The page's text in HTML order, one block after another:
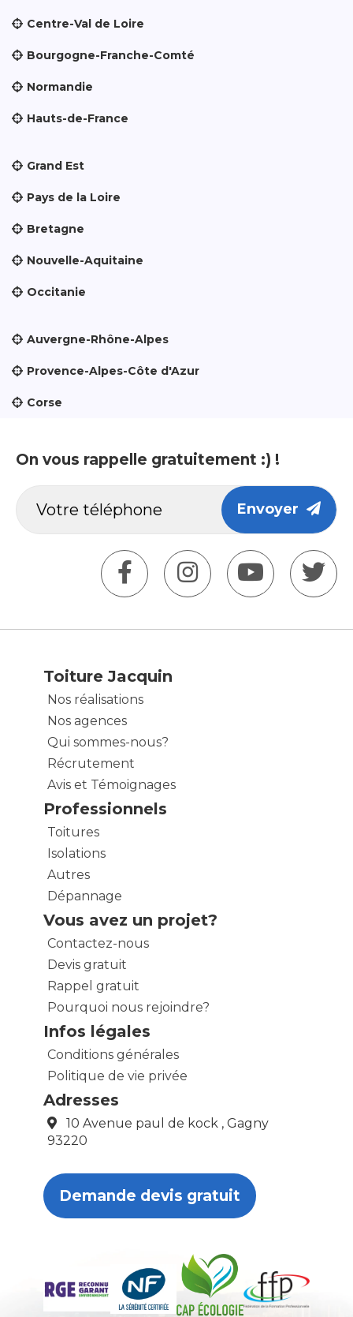
Centre-Val de Loire
Bourgogne-Franche-Comté
Normandie
Hauts-de-France
Grand Est
Pays de la Loire
Bretagne
Nouvelle-Aquitaine
Occitanie
Auvergne-Rhône-Alpes
Provence-Alpes-Côte d'Azur
Corse
On vous rappelle gratuitement :) !
Envoyer
Toiture Jacquin
Nos réalisations
Nos agences
Qui sommes-nous?
Récrutement
Avis et Témoignages
Professionnels
Toitures
Isolations
Autres
Dépannage
Vous avez un projet?
Contactez-nous
Devis gratuit
Rappel gratuit
Pourquoi nous rejoindre?
Infos légales
Conditions générales
Politique de vie privée
Adresses
10 Avenue paul de kock , Gagny
93220
Demande devis gratuit